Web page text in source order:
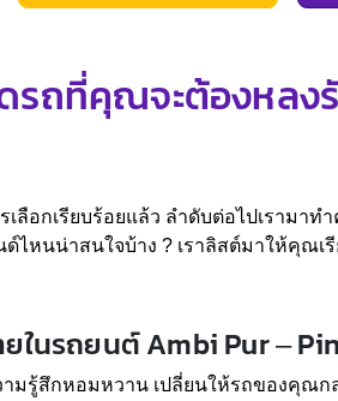
รถที่คุณจะต้องหลง
ลือกเรียบร้อยแล้ว ลำดับต่อไปเรามา
ไหนน่าสนใจบ้าง ? เราลิสต์มาให้คุณเ
ในรถยนต์ Ambi Pur –
ามรู้สึกหอมหวาน เปลี่ยนให้รถของคุณ